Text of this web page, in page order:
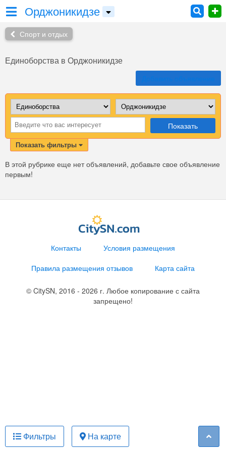
Орджоникидзе
Спорт и отдых
Единоборства в Орджоникидзе
Добавить объявление
Показать
Показать фильтры
В этой рубрике еще нет объявлений, добавьте свое объявление
первым!
Фильтры На карте
Контакты
Условия размещения
Правила размещения отзывов
Карта сайта
© CitySN, 2016 - 2026 г. Любое копирование с сайта
запрещено!